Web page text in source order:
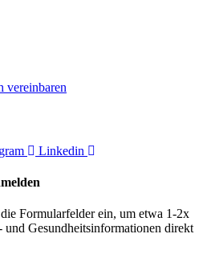
vereinbaren
Linkedin
Formularfelder ein, um etwa 1-2x
Gesundheitsinformationen direkt